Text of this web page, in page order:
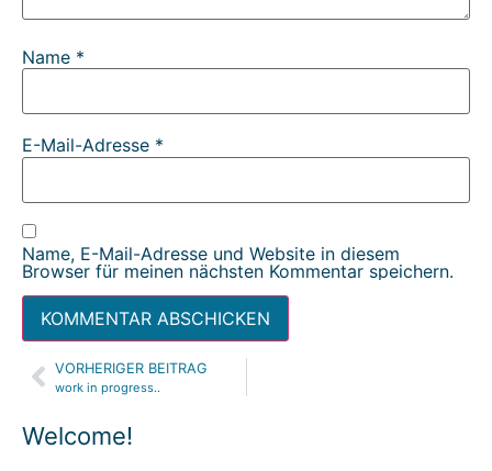
Welcome!
Name *
E-Mail-Adresse *
Name, E-Mail-Adresse und Website in diesem
Browser für meinen nächsten Kommentar speichern.
Alternative:
VORHERIGER BEITRAG
work in progress..